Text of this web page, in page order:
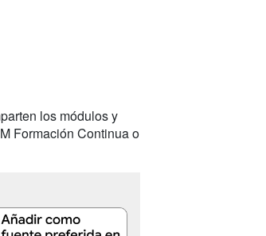
los módulos y
Formación Continua o